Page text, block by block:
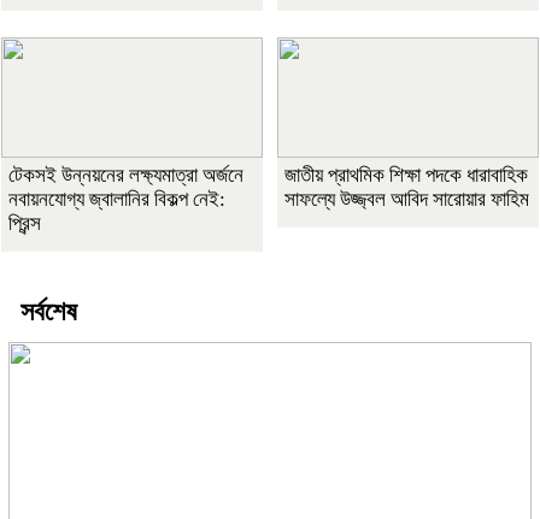
টেকসই উন্নয়নের লক্ষ্যমাত্রা অর্জনে
নবায়নযোগ্য জ্বালানির বিকল্প নেই:
প্রিন্স
জাতীয় প্রাথমিক শিক্ষা পদকে ধারাবাহিক
সাফল্যে উজ্জ্বল আবিদ সারোয়ার ফাহিম
সর্বশেষ